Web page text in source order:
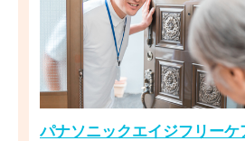
パナソニックエイジフリーケ